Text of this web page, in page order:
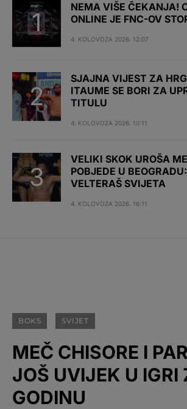
NEMA VIŠE ČEKANJA!
ONLINE JE FNC-OV
4. KOLOVOZA 2026. 12:07
SJAJNA VIJEST ZA
ITAUME SE BORI ZA
TITULU
4. KOLOVOZA 2026. 10:11
VELIKI SKOK UROŠA
POBJEDE U
VELTERAŠ SVIJETA
4. KOLOVOZA 2026. 16:11
BOKS SVIJET
MEČ CHISORE I
JOŠ UVIJEK U IGRI
GODINU